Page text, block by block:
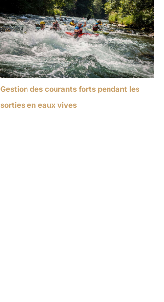
Gestion des courants forts pendant les
sorties en eaux vives